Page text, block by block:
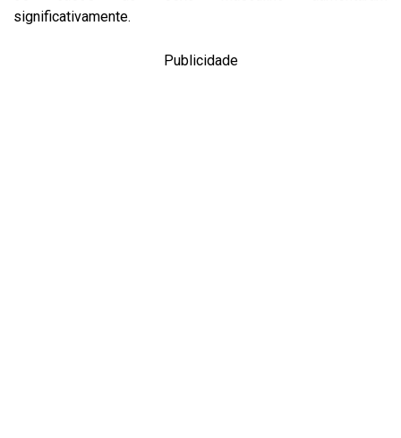
significativamente.
Publicidade